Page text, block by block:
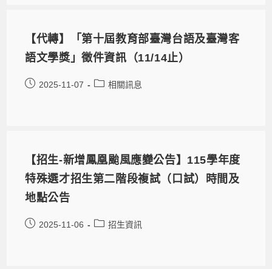
【代轉】「第十屆教育部臺灣台語及臺灣客
語文學獎」徵件資訊（11/14止）
2025-11-07 相關訊息
【招生-新增鳳凰颱風應變公告】115學年度
特殊選才招生第二階段複試（口試）時間及
地點公告
2025-11-06 招生資訊